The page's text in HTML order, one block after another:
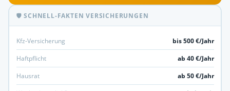
🛡️ SCHNELL-FAKTEN VERSICHERUNGEN
Kfz-Versicherung
bis 500 €/Jahr
Haftpflicht
ab 40 €/Jahr
Hausrat
ab 50 €/Jahr